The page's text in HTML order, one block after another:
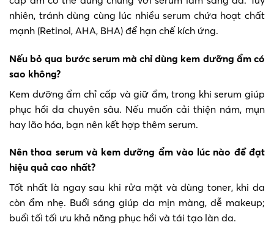
nhiên, tránh dùng cùng lúc nhiều serum chứa hoạt chất
mạnh (Retinol, AHA, BHA) để hạn chế kích ứng.
Nếu bỏ qua bước serum mà chỉ dùng kem dưỡng ẩm có
sao không?
Kem dưỡng ẩm chỉ cấp và giữ ẩm, trong khi serum giúp
phục hồi da chuyên sâu. Nếu muốn cải thiện nám, mụn
hay lão hóa, bạn nên kết hợp thêm serum.
Nên thoa serum và kem dưỡng ẩm vào lúc nào để đạt
hiệu quả cao nhất?
Tốt nhất là ngay sau khi rửa mặt và dùng toner, khi da
còn ẩm nhẹ. Buổi sáng giúp da mịn màng, dễ makeup;
buổi tối tối ưu khả năng phục hồi và tái tạo làn da.